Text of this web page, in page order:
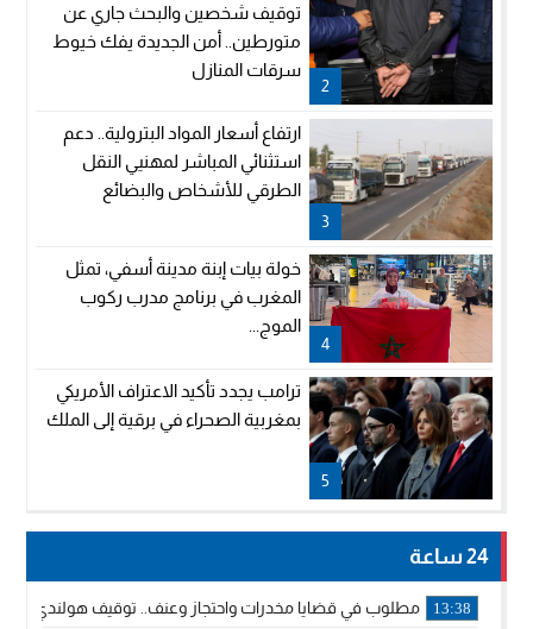
2
توقيف شخصين والبحث جاري عن
متورطين.. أمن الجديدة يفك خيوط
سرقات المنازل
3
ارتفاع أسعار المواد البترولية.. دعم
استثنائي المباشر لمهنيي النقل
الطرقي للأشخاص والبضائع
4
خولة بيات إبنة مدينة أسفي، تمثل
المغرب في برنامج مدرب ركوب
الموج...
5
ترامب يجدد تأكيد الاعتراف الأمريكي
بمغربية الصحراء في برقية إلى الملك
24 ساعة
13:38 مطلوب في قضايا مخدرات واحتجاز وعنف.. توقيف هولندي